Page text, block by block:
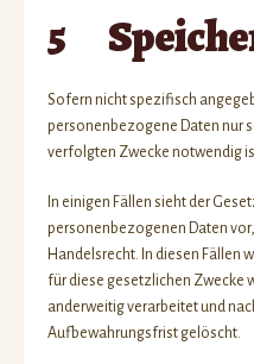
5
Sofern nicht spezifisch
personenbezogene Daten nur
verfolgten Zwecke notwendig
In einigen Fällen sieht der
personenbezogenen Daten
Handelsrecht. In diesen Fällen
für diese gesetzlichen Zwecke
anderweitig verarbeitet und
Aufbewahrungsfrist gelöscht.